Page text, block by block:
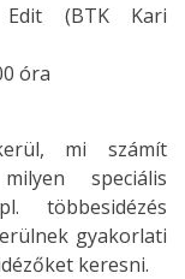
Edit (BTK Kari
óra
mi számít
speciális
többesidézés
gyakorlati
keresni.